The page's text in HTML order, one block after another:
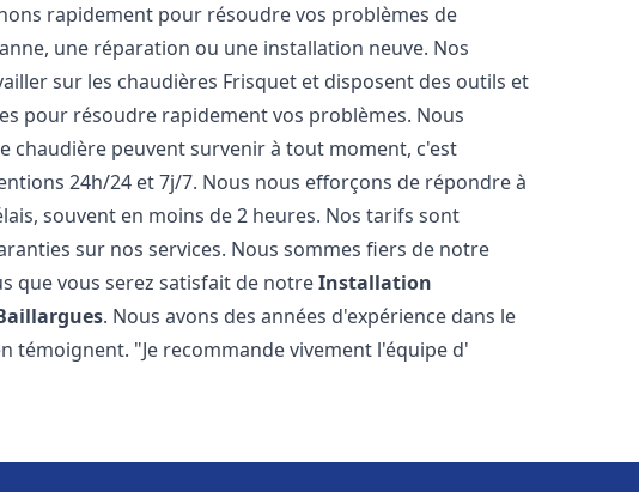
rapidement pour résoudre vos problèmes de
une réparation ou une installation neuve. Nos
sur les chaudières Frisquet et disposent des outils et
pour résoudre rapidement vos problèmes. Nous
chaudière peuvent survenir à tout moment, c'est
24h/24 et 7j/7. Nous nous efforçons de répondre à
souvent en moins de 2 heures. Nos tarifs sont
sur nos services. Nous sommes fiers de notre
que vous serez satisfait de notreInstallation
. Nous avons des années d'expérience dans le
témoignent. "Je recommande vivement l'équipe d'